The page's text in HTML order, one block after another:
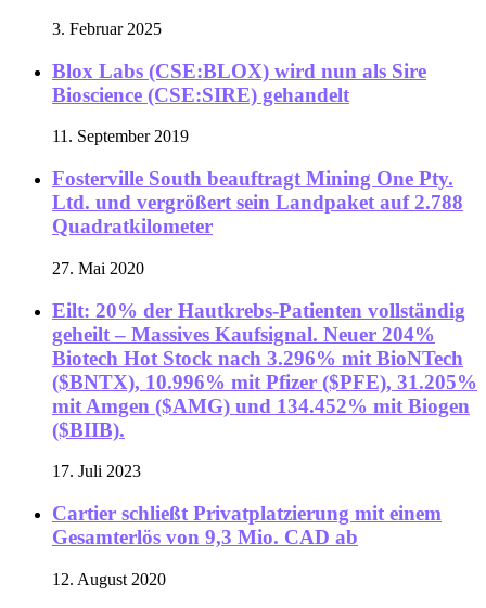
3. Februar 2025
Blox Labs (CSE:BLOX) wird nun als Sire
Bioscience (CSE:SIRE) gehandelt
11. September 2019
Fosterville South beauftragt Mining One Pty.
Ltd. und vergrößert sein Landpaket auf 2.788
Quadratkilometer
27. Mai 2020
Eilt: 20% der Hautkrebs-Patienten vollständig
geheilt – Massives Kaufsignal. Neuer 204%
Biotech Hot Stock nach 3.296% mit BioNTech
($BNTX), 10.996% mit Pfizer ($PFE), 31.205%
mit Amgen ($AMG) und 134.452% mit Biogen
($BIIB).
17. Juli 2023
Cartier schließt Privatplatzierung mit einem
Gesamterlös von 9,3 Mio. CAD ab
12. August 2020